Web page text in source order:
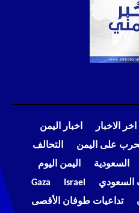
اخر الاخبار
اخبار اليمن
على اليمن
التحالف
السعودية
اليمن اليوم
السعودي Israel
Gaza
تداعيات طوفان الأقصى